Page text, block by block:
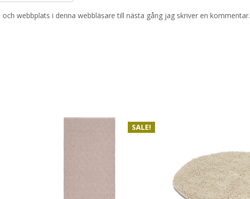
webbplats i denna webbläsare till nästa gång jag skriver en kommentar.
SALE!